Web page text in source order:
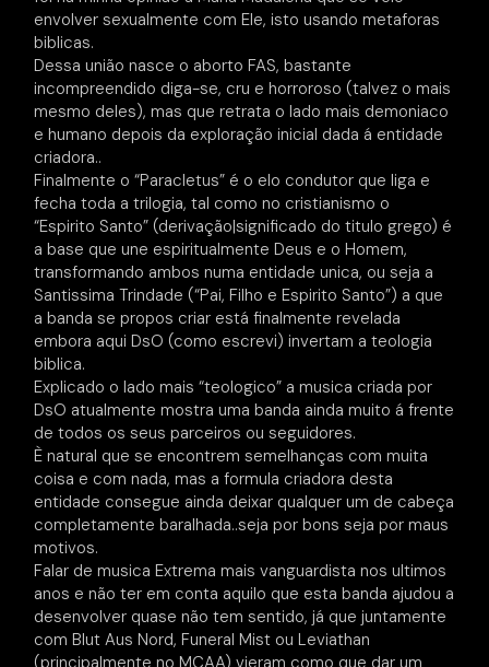
envolver sexualmente com Ele, isto usando metaforas
biblicas.
Dessa união nasce o aborto FAS, bastante
incompreendido diga-se, cru e horroroso (talvez o mais
mesmo deles), mas que retrata o lado mais demoniaco
e humano depois da exploração inicial dada á entidade
criadora..
Finalmente o “Paracletus” é o elo condutor que liga e
fecha toda a trilogia, tal como no cristianismo o
“Espirito Santo” (derivação|significado do titulo grego) é
a base que une espiritualmente Deus e o Homem,
transformando ambos numa entidade unica, ou seja a
Santissima Trindade (“Pai, Filho e Espirito Santo”) a que
a banda se propos criar está finalmente revelada
embora aqui DsO (como escrevi) invertam a teologia
biblica.
Explicado o lado mais “teologico” a musica criada por
DsO atualmente mostra uma banda ainda muito á frente
de todos os seus parceiros ou seguidores.
È natural que se encontrem semelhanças com muita
coisa e com nada, mas a formula criadora desta
entidade consegue ainda deixar qualquer um de cabeça
completamente baralhada..seja por bons seja por maus
motivos.
Falar de musica Extrema mais vanguardista nos ultimos
anos e não ter em conta aquilo que esta banda ajudou a
desenvolver quase não tem sentido, já que juntamente
com Blut Aus Nord, Funeral Mist ou Leviathan
(principalmente no MCAA) vieram como que dar um